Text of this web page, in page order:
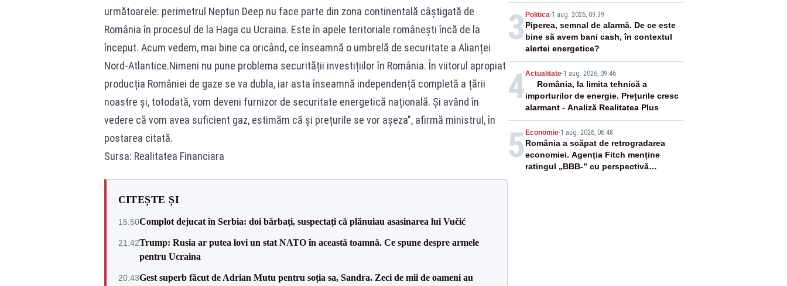
următoarele: perimetrul Neptun Deep nu face parte din zona continentală câștigată de
România în procesul de la Haga cu Ucraina. Este în apele teritoriale românești încă de la
început. Acum vedem, mai bine ca oricând, ce înseamnă o umbrelă de securitate a Alianței
Nord-Atlantice.Nimeni nu pune problema securității investițiilor în România. În viitorul apropiat
producția României de gaze se va dubla, iar asta înseamnă independență completă a țării
noastre și, totodată, vom deveni furnizor de securitate energetică națională. Și având în
vedere că vom avea suficient gaz, estimăm că și prețurile se vor așeza", afirmă ministrul, în
postarea citată.
Sursa: Realitatea Financiara
CITEȘTE ȘI
15:50Complot dejucat în Serbia: doi bărbați, suspectați că plănuiau asasinarea lui Vučić
21:42Trump: Rusia ar putea lovi un stat NATO în această toamnă. Ce spune despre armele
pentru Ucraina
20:43Gest superb făcut de Adrian Mutu pentru soția sa, Sandra. Zeci de mii de oameni au
3 Politica-1 aug. 2026, 09:39
Piperea, semnal de alarmă. De ce este
bine să avem bani cash, în contextul
alertei energetice?
4Actualitate-1 aug. 2026, 09:46
România, la limita tehnică a
importurilor de energie. Prețurile cresc
alarmant - Analiză Realitatea Plus
5 Economie-1 aug. 2026, 06:48
România a scăpat de retrogradarea
economiei. Agenția Fitch menține
ratingul „BBB-” cu perspectivă